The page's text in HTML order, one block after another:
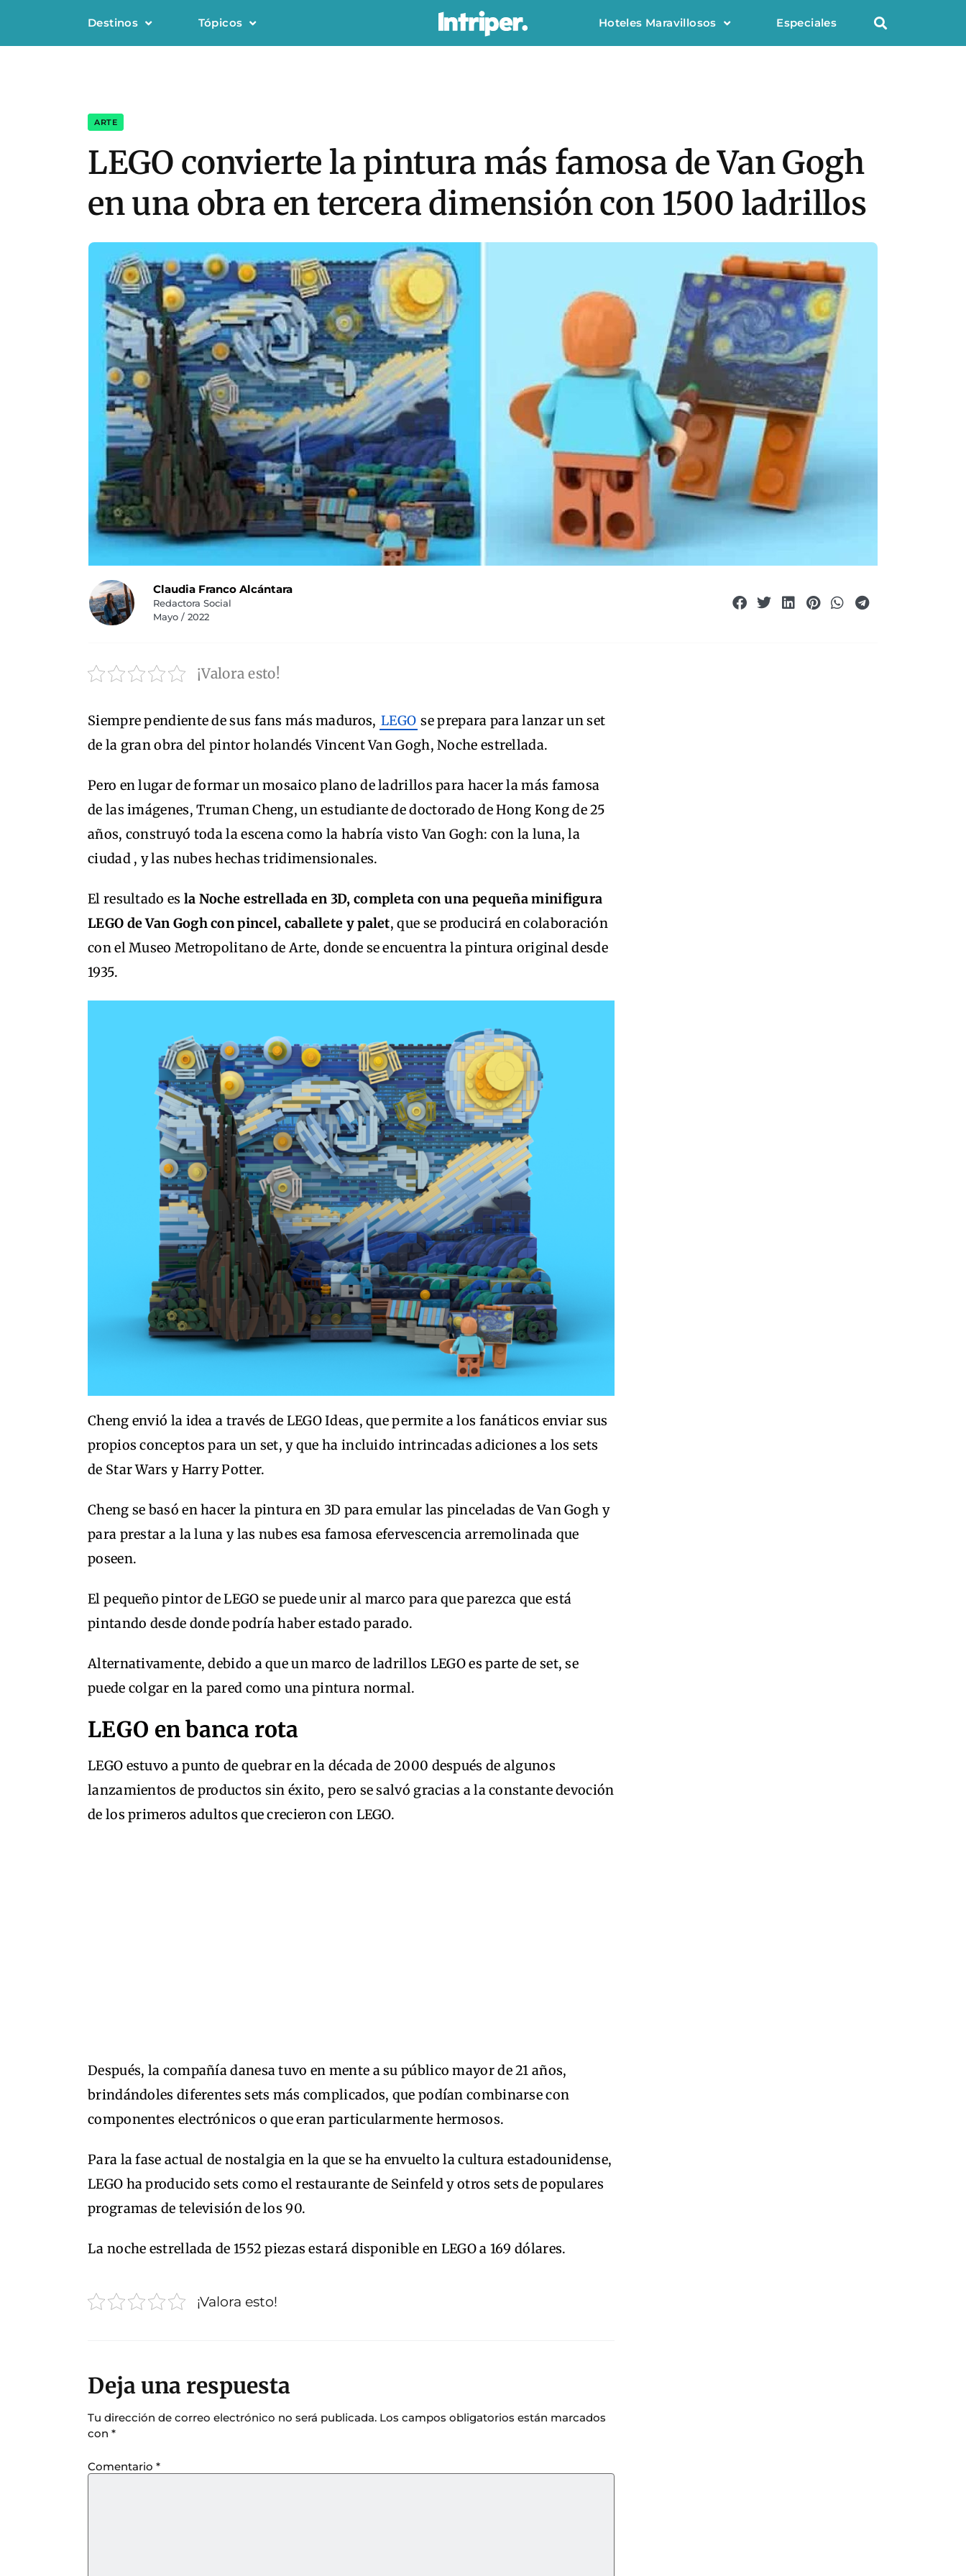
Destinos Tópicos Hoteles Maravillosos Especiales
ARTE
LEGO convierte la pintura más famosa de Van Gogh
en una obra en tercera dimensión con 1500 ladrillos
Claudia Franco Alcántara
Redactora Social
Mayo / 2022
¡Valora esto!
Siempre pendiente de sus fans más maduros, LEGO se prepara para lanzar un set
de la gran obra del pintor holandés Vincent Van Gogh, Noche estrellada.
Pero en lugar de formar un mosaico plano de ladrillos para hacer la más famosa
de las imágenes, Truman Cheng, un estudiante de doctorado de Hong Kong de 25
años, construyó toda la escena como la habría visto Van Gogh: con la luna, la
ciudad , y las nubes hechas tridimensionales.
El resultado es la Noche estrellada en 3D, completa con una pequeña minifigura
LEGO de Van Gogh con pincel, caballete y palet, que se producirá en colaboración
con el Museo Metropolitano de Arte, donde se encuentra la pintura original desde
1935.
Cheng envió la idea a través de LEGO Ideas, que permite a los fanáticos enviar sus
propios conceptos para un set, y que ha incluido intrincadas adiciones a los sets
de Star Wars y Harry Potter.
Cheng se basó en hacer la pintura en 3D para emular las pinceladas de Van Gogh y
para prestar a la luna y las nubes esa famosa efervescencia arremolinada que
poseen.
El pequeño pintor de LEGO se puede unir al marco para que parezca que está
pintando desde donde podría haber estado parado.
Alternativamente, debido a que un marco de ladrillos LEGO es parte de set, se
puede colgar en la pared como una pintura normal.
LEGO en banca rota
LEGO estuvo a punto de quebrar en la década de 2000 después de algunos
lanzamientos de productos sin éxito, pero se salvó gracias a la constante devoción
de los primeros adultos que crecieron con LEGO.
Después, la compañía danesa tuvo en mente a su público mayor de 21 años,
brindándoles diferentes sets más complicados, que podían combinarse con
componentes electrónicos o que eran particularmente hermosos.
Para la fase actual de nostalgia en la que se ha envuelto la cultura estadounidense,
LEGO ha producido sets como el restaurante de Seinfeld y otros sets de populares
programas de televisión de los 90.
La noche estrellada de 1552 piezas estará disponible en LEGO a 169 dólares.
¡Valora esto!
Deja una respuesta
Tu dirección de correo electrónico no será publicada. Los campos obligatorios están marcados
con *
Comentario *